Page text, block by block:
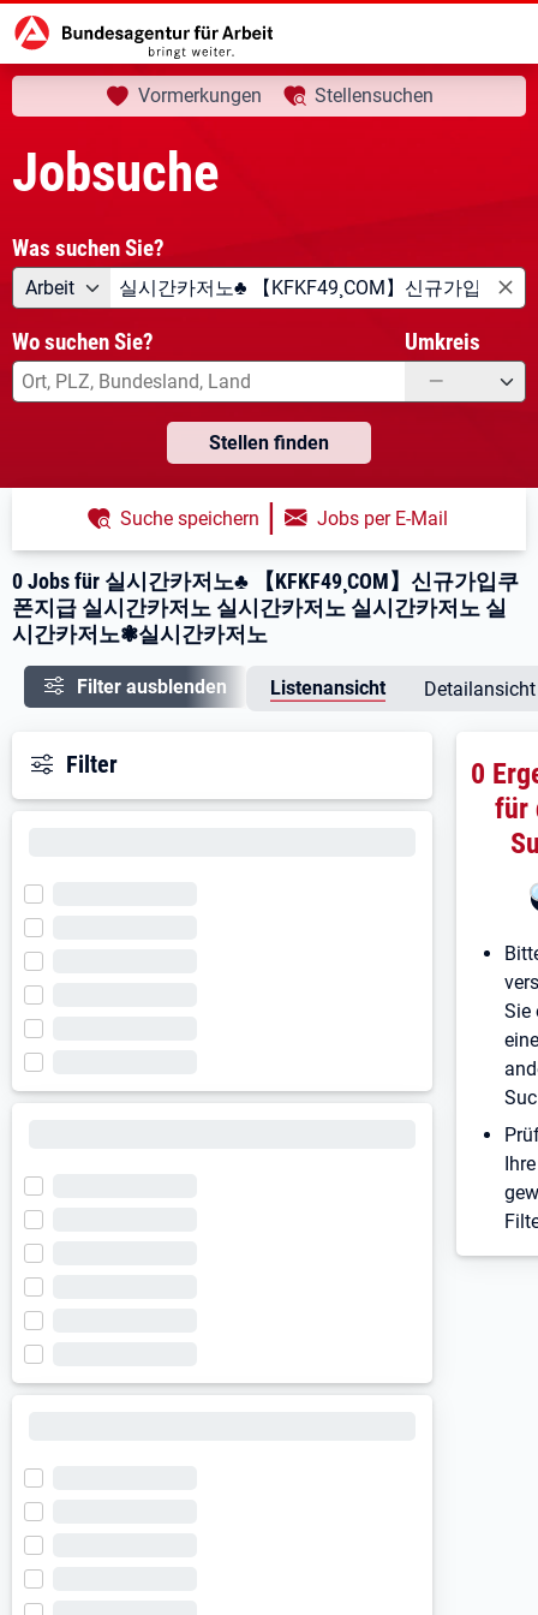
Startseite Jobsuche aktuelle Seite:
Ihre Suche
Vormerkungen Stellensuchen
Jobsuche
Was suchen Sie?
Angebotsart
Arbeit Was suchen Sie?
Wo suchen Sie? Umkreis
—
Stellen finden
0 Jobs für 실시간카저노♣ 【KFKF49¸COM】신규가입쿠
폰지급 실시간카저노 실시간카저노 실시간카저노 실
시간카저노❃실시간카저노
Suche speichern | Jobs per E-Mail
Filter ausblenden Listenansicht Detailansicht
Filter
0
für
Sie
Ihre